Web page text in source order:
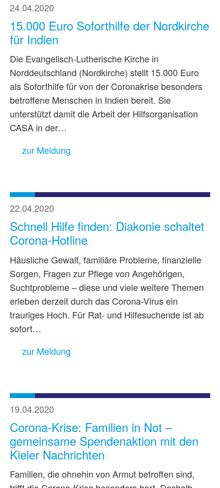
24.04.2020
15.000 Euro Soforthilfe der Nordkirche
für Indien
Die Evangelisch-Lutherische Kirche in
Norddeutschland (Nordkirche) stellt 15.000 Euro
als Soforthilfe für von der Coronakrise besonders
betroffene Menschen in Indien bereit. Sie
unterstützt damit die Arbeit der Hilfsorganisation
CASA in der…
zur Meldung
22.04.2020
Schnell Hilfe finden: Diakonie schaltet
Corona-Hotline
Häusliche Gewalt, familiäre Probleme, finanzielle
Sorgen, Fragen zur Pflege von Angehörigen,
Suchtprobleme – diese und viele weitere Themen
erleben derzeit durch das Corona-Virus ein
trauriges Hoch. Für Rat- und Hilfesuchende ist ab
sofort…
zur Meldung
19.04.2020
Corona-Krise: Familien in Not –
gemeinsame Spendenaktion mit den
Kieler Nachrichten
Familien, die ohnehin von Armut betroffen sind,